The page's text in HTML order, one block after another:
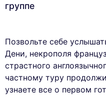
группе
Позвольте себе
Дени, некрополя
страстного
частному туру
узнаете все о первом